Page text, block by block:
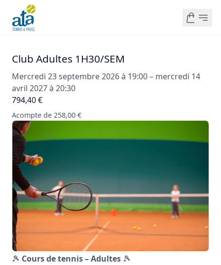
Club Adultes 1H30/SEM
Mercredi 23 septembre 2026 à 19:00 – mercredi 14
avril 2027 à 20:30
794,40 €
Acompte de 258,00 €
🎾 Cours de tennis – Adultes 🎾